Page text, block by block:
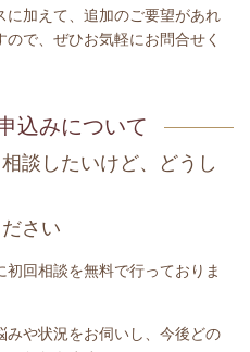
に加えて、追加のご要望があれ
で、ぜひお気軽にお問合せく
込みについて
談したいけど、どうし
さい
回相談を無料で行っておりま
みや状況をお伺いし、今後どの